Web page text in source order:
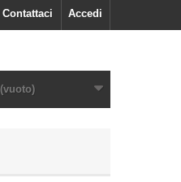
Accedi
Contattaci
(vuoto)